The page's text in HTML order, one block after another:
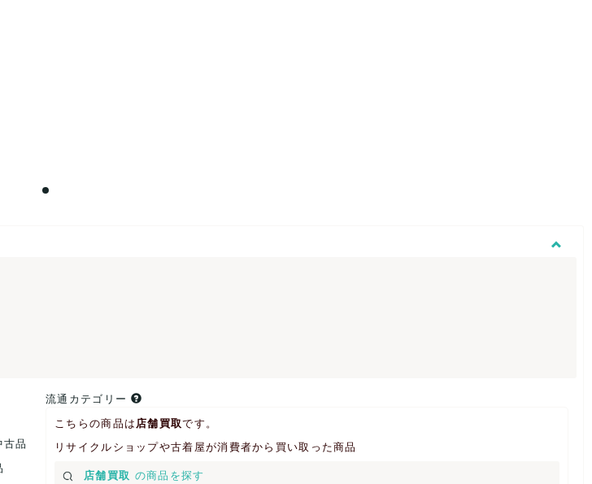
品
流通カテゴリー
こちらの商品は 店舗買取です。
リサイクルショップや古着屋が消費者から買い取った商品
店舗買取 の商品を探す